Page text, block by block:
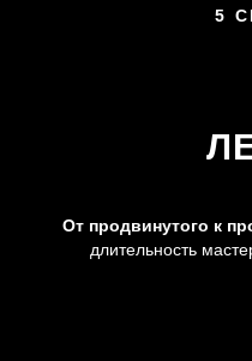
5
От продвинутого к
длительность